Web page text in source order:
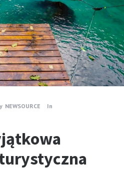
NEWSOURCE
In